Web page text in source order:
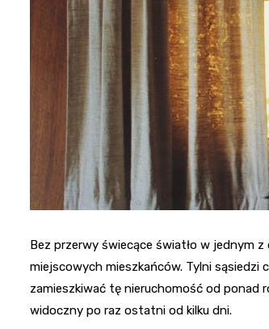
Bez przerwy świecące światło w jednym z
miejscowych mieszkańców. Tylni sąsiedzi
zamieszkiwać tę nieruchomość od ponad
widoczny po raz ostatni od kilku dni.